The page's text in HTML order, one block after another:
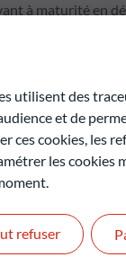
à maturité en
en œuvre sa
de gestion (31
qui
disciplinée et
performances
utilisent des
et de
ces cookies, les
les cookies
refuser